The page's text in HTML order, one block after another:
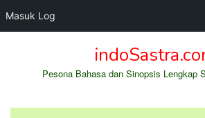
Masuk Log
Pesona Bahasa dan Sinopsis Lengkap